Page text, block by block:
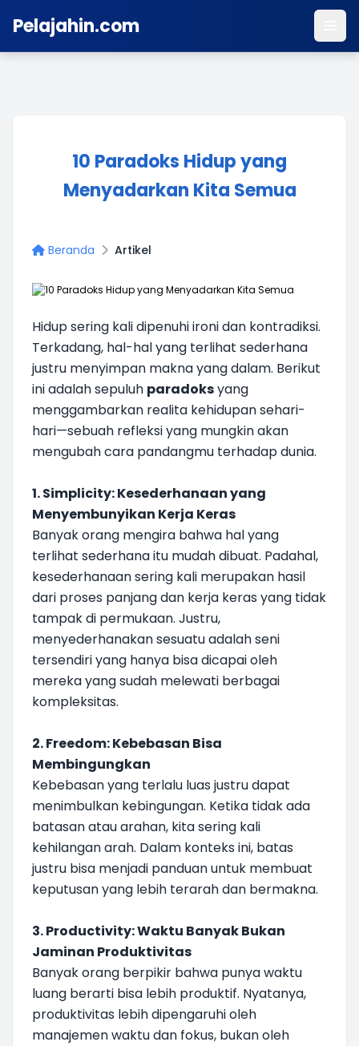
Pelajahin.com
10 Paradoks Hidup yang
Menyadarkan Kita Semua
Beranda Artikel
Hidup sering kali dipenuhi ironi dan kontradiksi.
Terkadang, hal-hal yang terlihat sederhana
justru menyimpan makna yang dalam. Berikut
ini adalah sepuluh paradoksyang
menggambarkan realita kehidupan sehari-
hari—sebuah refleksi yang mungkin akan
mengubah cara pandangmu terhadap dunia.
1. Simplicity: Kesederhanaan yang
Menyembunyikan Kerja Keras
Banyak orang mengira bahwa hal yang
terlihat sederhana itu mudah dibuat. Padahal,
kesederhanaan sering kali merupakan hasil
dari proses panjang dan kerja keras yang tidak
tampak di permukaan. Justru,
menyederhanakan sesuatu adalah seni
tersendiri yang hanya bisa dicapai oleh
mereka yang sudah melewati berbagai
kompleksitas.
2. Freedom: Kebebasan Bisa
Membingungkan
Kebebasan yang terlalu luas justru dapat
menimbulkan kebingungan. Ketika tidak ada
batasan atau arahan, kita sering kali
kehilangan arah. Dalam konteks ini, batas
justru bisa menjadi panduan untuk membuat
keputusan yang lebih terarah dan bermakna.
3. Productivity: Waktu Banyak Bukan
Jaminan Produktivitas
Banyak orang berpikir bahwa punya waktu
luang berarti bisa lebih produktif. Nyatanya,
produktivitas lebih dipengaruhi oleh
manajemen waktu dan fokus, bukan oleh